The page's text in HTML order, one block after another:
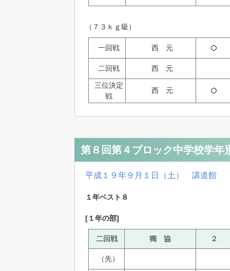
（７３ｋｇ級）
一回戦 西 元
二回戦 西 元
三位決定
戦
西 元
第８回第４ブロック中学校学年
平成１９年９月１日（土） 講道館
１年ベスト８
[１年の部]
二回戦 獨 協 ２
（先）